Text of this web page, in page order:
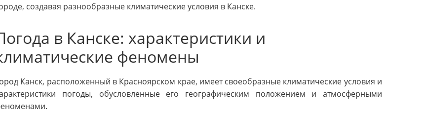
создавая разнообразные климатические условия в Канске.
в Канске: характеристики и
феномены
Канск, расположенный в Красноярском крае, имеет своеобразные климатические условия и
погоды, обусловленные его географическим положением и атмосферными